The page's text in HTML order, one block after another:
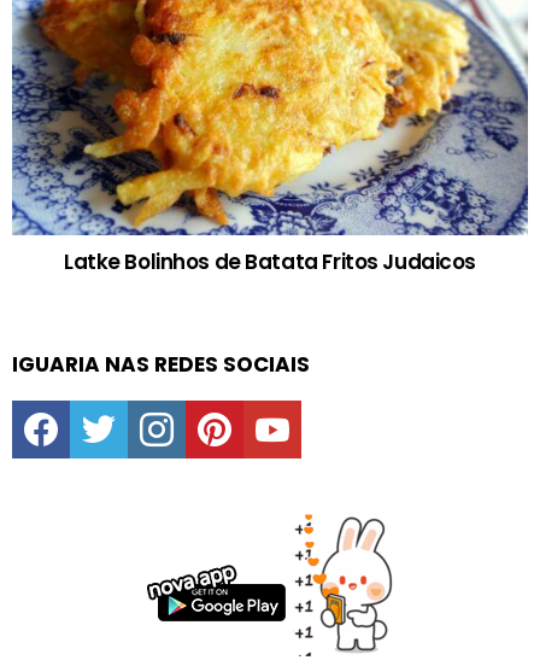
Latke Bolinhos de Batata Fritos Judaicos
IGUARIA NAS REDES SOCIAIS
facebooktwitter instagrampinterestyoutube